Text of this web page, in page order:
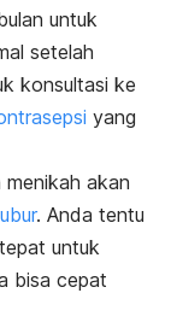
untuk
setelah
konsultasi ke
yang
akan
. Anda tentu
untuk
bisa cepat